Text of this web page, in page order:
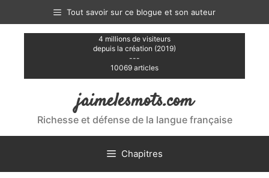
contenu
Tout savoir sur ce blogue et son auteur
4 millions de visiteurs
depuis la création (2019)
---
10069 articles
jaimelesmots.com
Richesse et défense de la langue française
Chapitres